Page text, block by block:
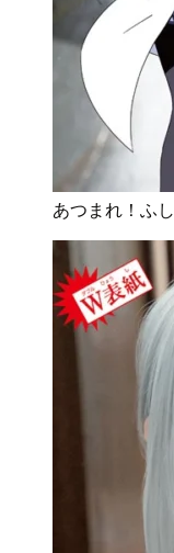
あつまれ！ふ